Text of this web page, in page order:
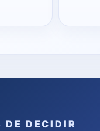
DE DECIDIR